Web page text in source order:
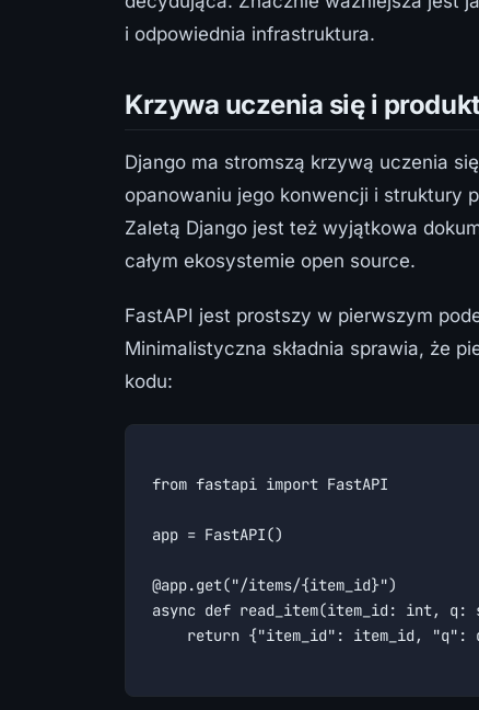
i odpowiednia infrastruktura.
Krzywa uczenia się i
Django ma strom­szą krzywą uczenia
opanowaniu jego konwencji i struktury
Zaletą Django jest też wyjątkowa
całym ekosystemie open source.
FastAPI jest prostszy w pierwszym
Minimalistyczna składnia sprawia, że
kodu:
from fastapi import FastAPI
app = FastAPI()
@app.get("/items/{item_id}")
async def read_item(item_id: int, q:
return {"item_id": item_id, "q":